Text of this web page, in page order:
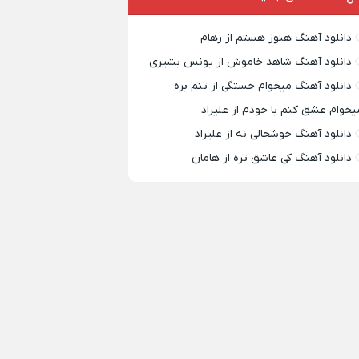
دانلود آهنگ هنوز هستم از رهام
دانلود آهنگ شاهد خاموش از یونس بشیری
دانلود آهنگ میخوام خستگی از تنم بره
عشق کنم با خودم از علیراد
دانلود آهنگ خوشحالی نه از علیراد
دانلود آهنگ کی عاشق تره از هامان